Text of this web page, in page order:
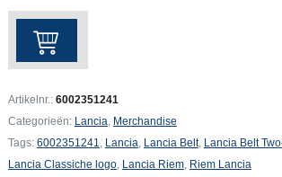
Lancia
Two-
tone
elastic
Lancia
Artikelnr.: 6002351241
Categorieën: Lancia, Merchandise
Tags: 6002351241, Lancia, Lancia Belt, Lancia Belt
Lancia Classiche logo, Lancia Riem, Riem Lancia